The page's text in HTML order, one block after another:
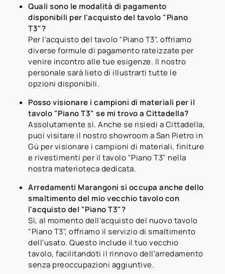
Quali sono le modalità di pagamento
disponibili per l'acquisto del tavolo "Piano
T3"?
Per l'acquisto del tavolo "Piano T3", offriamo
diverse formule di pagamento rateizzate per
venire incontro alle tue esigenze. Il nostro
personale sarà lieto di illustrarti tutte le
opzioni disponibili.
Posso visionare i campioni di materiali per il
tavolo "Piano T3" se mi trovo a Cittadella?
Assolutamente sì. Anche se risiedi a Cittadella,
puoi visitare il nostro showroom a San Pietro in
Gù per visionare i campioni di materiali, finiture
e rivestimenti per il tavolo "Piano T3" nella
nostra materioteca dedicata.
Arredamenti Marangoni si occupa anche dello
smaltimento del mio vecchio tavolo con
l'acquisto del "Piano T3"?
Sì, al momento dell'acquisto del nuovo tavolo
"Piano T3", offriamo il servizio di smaltimento
dell'usato. Questo include il tuo vecchio
tavolo, facilitandoti il rinnovo dell'arredamento
senza preoccupazioni aggiuntive.